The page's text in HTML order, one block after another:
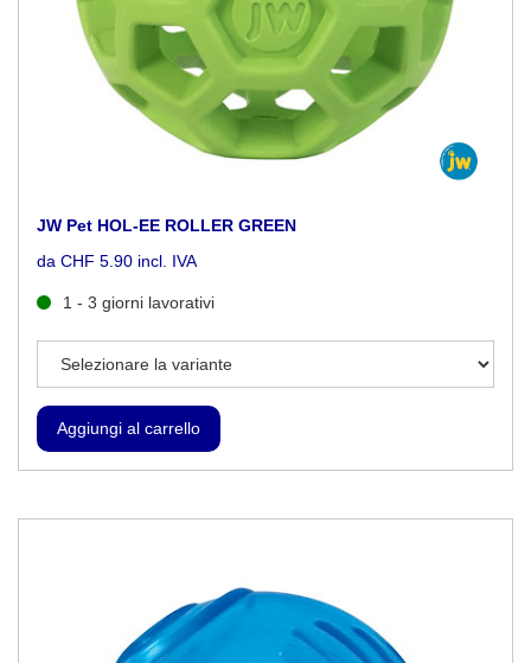
JW Pet HOL-EE ROLLER GREEN
da CHF 5.90 incl. IVA
1 - 3 giorni lavorativi